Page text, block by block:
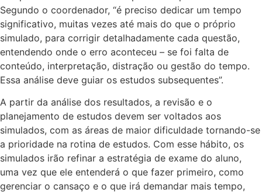
Segundo o coordenador, “é preciso dedicar um tempo
significativo, muitas vezes até mais do que o próprio
simulado, para corrigir detalhadamente cada questão,
entendendo onde o erro aconteceu – se foi falta de
conteúdo, interpretação, distração ou gestão do tempo.
Essa análise deve guiar os estudos subsequentes”.
A partir da análise dos resultados, a revisão e o
planejamento de estudos devem ser voltados aos
simulados, com as áreas de maior dificuldade tornando-se
a prioridade na rotina de estudos. Com esse hábito, os
simulados irão refinar a estratégia de exame do aluno,
uma vez que ele entenderá o que fazer primeiro, como
gerenciar o cansaço e o que irá demandar mais tempo,